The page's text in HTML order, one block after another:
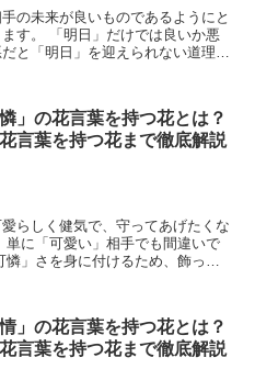
の未来が良いものであるようにと
す。 「明日」だけでは良いか悪
と「明日」を迎えられない道理
憐」の花言葉を持つ花とは？
言葉を持つ花まで徹底解説
らしく健気で、守ってあげたくな
に「可愛い」相手でも間違いで
」さを身に付けるため、飾った
情」の花言葉を持つ花とは？
言葉を持つ花まで徹底解説